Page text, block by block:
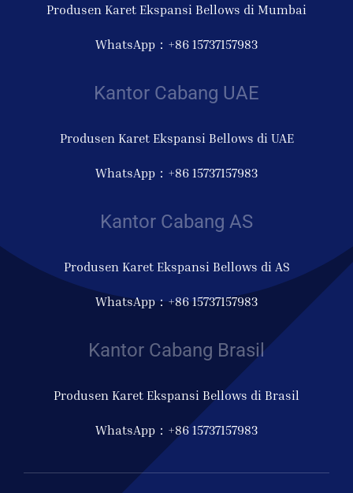
Produsen Karet Ekspansi Bellows di Mumbai
WhatsApp：+86 15737157983
Kantor Cabang UAE
Produsen Karet Ekspansi Bellows di UAE
WhatsApp：+86 15737157983
Kantor Cabang AS
Produsen Karet Ekspansi Bellows di AS
WhatsApp：+86 15737157983
Kantor Cabang Brasil
Produsen Karet Ekspansi Bellows di Brasil
WhatsApp：+86 15737157983